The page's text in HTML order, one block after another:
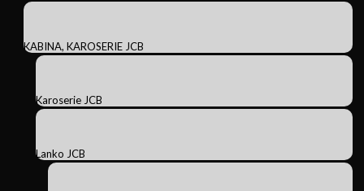
KABINA, KAROSERIE JCB
Karoserie JCB
Lanko JCB